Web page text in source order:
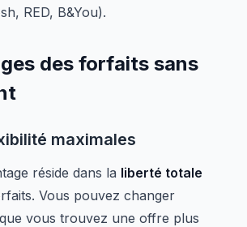
RED, B&You).
des forfaits sans
maximales
réside dans la liberté totale
Vous pouvez changer
vous trouvez une offre plus